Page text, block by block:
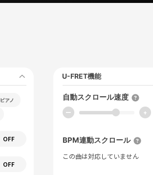
ピアノ
OFF
OFF
U-FRET機能
自動スクロール速度
ー +
BPM連動スクロール
この曲は対応していません